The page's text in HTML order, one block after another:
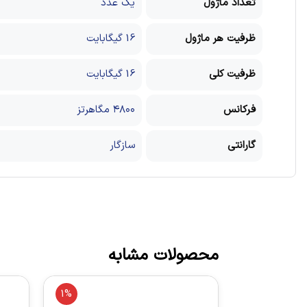
ظرفیت هر ماژول 16 گیگابایت
ظرفیت کلی 16 گیگابایت
فرکانس ۴۸۰۰ مگاهرتز
گارانتی سازگار
محصولات مشابه
1%